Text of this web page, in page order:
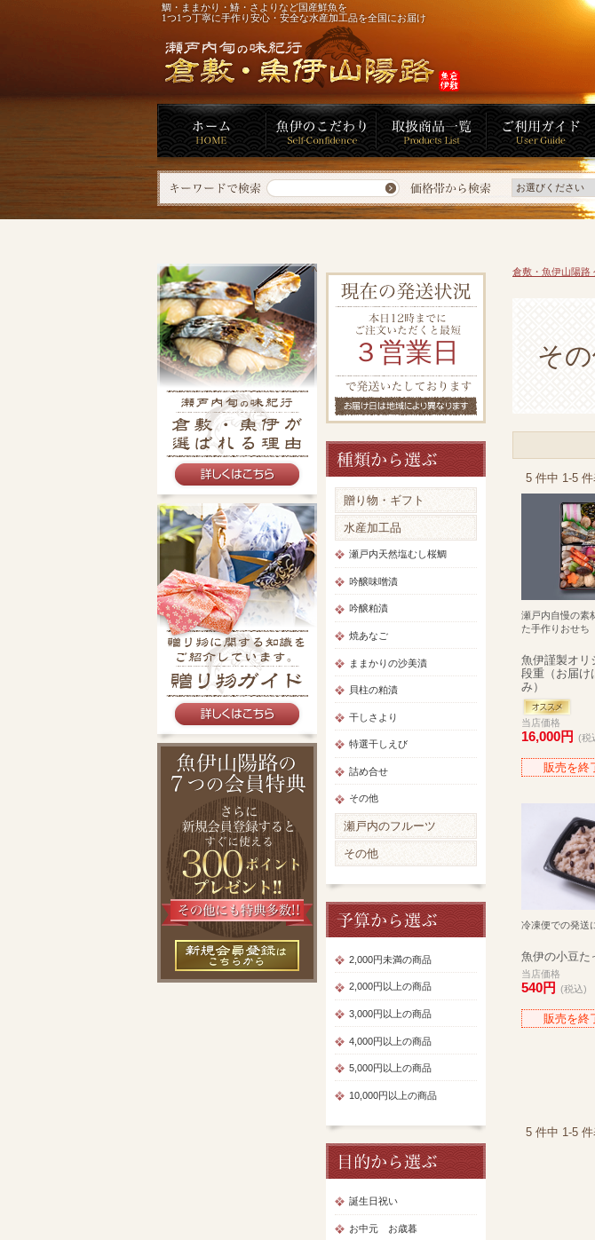
鯛・ままかり・鰆・さよりなど国産鮮魚を
1つ1つ丁寧に手作り安心・安全な水産加工品を全国にお届け
^
贈り物・ギフト
水産加工品
瀬戸内天然塩むし桜鯛
吟醸味噌漬
吟醸粕漬
焼あなご
ままかりの沙美漬
貝柱の粕漬
干しさより
特選干しえび
詰め合せ
その他
瀬戸内のフルーツ
その他
2,000円未満の商品
2,000円以上の商品
3,000円以上の商品
4,000円以上の商品
5,000円以上の商品
10,000円以上の商品
誕生日祝い
お中元 お歳暮
倉敷・魚伊山陽路
そ
5 件中 1-5
瀬戸内自慢の素
た手作りおせち
魚伊謹製オリ
段重（お届け
み）
当店価格
16,000円 (税
販売を終
冷凍便での発送
魚伊の小豆た
当店価格
540円 (税込)
販売を終
5 件中 1-5